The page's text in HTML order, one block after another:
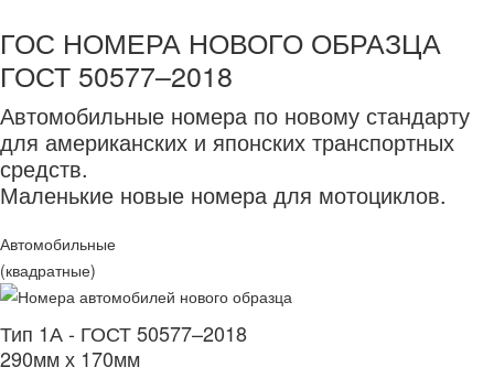
ГОС НОМЕРА НОВОГО ОБРАЗЦА
ГОСТ 50577–2018
Автомобильные номера по новому стандарту
для американских и японских транспортных
средств.
Маленькие новые номера для мотоциклов.
Автомобильные
(квадратные)
Тип 1А - ГОСТ 50577–2018
290мм х 170мм